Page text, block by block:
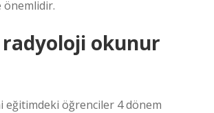
önemlidir.
radyoloji okunur
eğitimdeki öğrenciler 4 dönem